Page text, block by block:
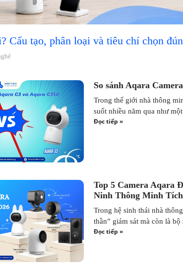
Cấu tạo, phân loại và tiêu chí chọn
So sánh Aqara
Trong thế giới nhà thông
suốt nhiều năm qua như
Đọc tiếp »
Top 5 Camera Aqara
Ninh Thông Minh
Trong hệ sinh thái nhà
thần” giám sát mà còn là
Đọc tiếp »